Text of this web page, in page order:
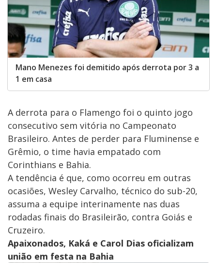
Mano Menezes foi demitido após derrota por 3 a
1 em casa
A derrota para o Flamengo foi o quinto jogo
consecutivo sem vitória no Campeonato
Brasileiro. Antes de perder para Fluminense e
Grêmio, o time havia empatado com
Corinthians e Bahia.
A tendência é que, como ocorreu em outras
ocasiões, Wesley Carvalho, técnico do sub-20,
assuma a equipe interinamente nas duas
rodadas finais do Brasileirão, contra Goiás e
Cruzeiro.
Apaixonados, Kaká e Carol Dias oficializam
união em festa na Bahia